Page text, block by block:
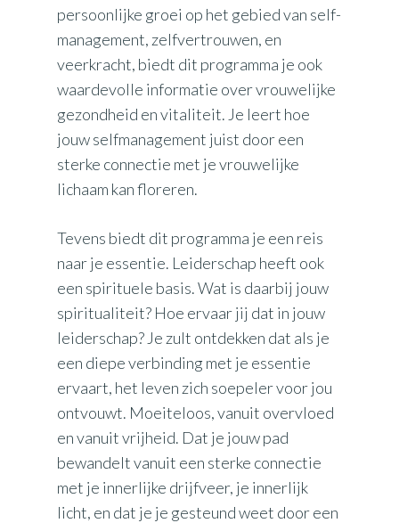
persoonlijke groei op het gebied van self-
management, zelfvertrouwen, en
veerkracht, biedt dit programma je ook
waardevolle informatie over vrouwelijke
gezondheid en vitaliteit. Je leert hoe
jouw selfmanagement juist door een
sterke connectie met je vrouwelijke
lichaam kan floreren.
Tevens biedt dit programma je een reis
naar je essentie. Leiderschap heeft ook
een spirituele basis. Wat is daarbij jouw
spiritualiteit? Hoe ervaar jij dat in jouw
leiderschap? Je zult ontdekken dat als je
een diepe verbinding met je essentie
ervaart, het leven zich soepeler voor jou
ontvouwt. Moeiteloos, vanuit overvloed
en vanuit vrijheid. Dat je jouw pad
bewandelt vanuit een sterke connectie
met je innerlijke drijfveer, je innerlijk
licht, en dat je je gesteund weet door een